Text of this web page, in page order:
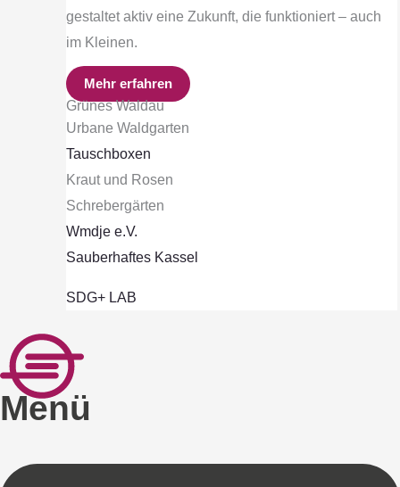
gestaltet aktiv eine Zukunft, die funktioniert – auch
im Kleinen.
Mehr erfahren
Grünes Waldau
Urbane Waldgarten
Tauschboxen
Kraut und Rosen
Schrebergärten
Wmdje e.V.
Sauberhaftes Kassel
SDG+ LAB
Menü